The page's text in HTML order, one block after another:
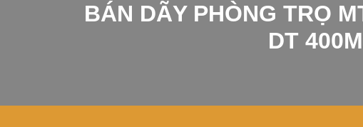
BÁN DÃY PHÒNG TRỌ
DT